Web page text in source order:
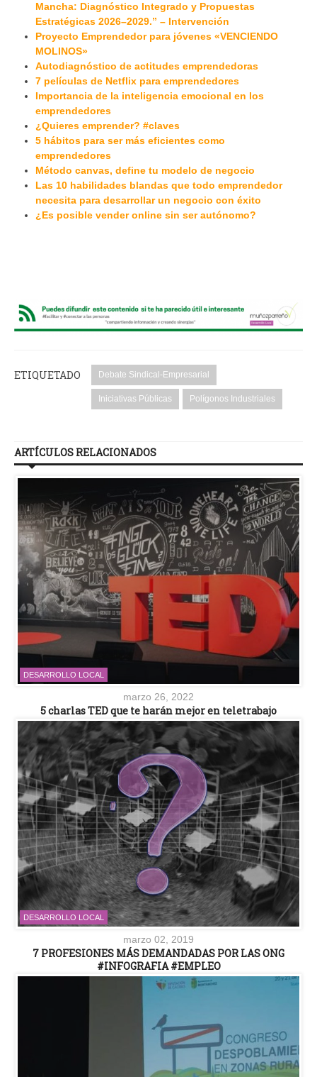
Mancha: Diagnóstico Integrado y Propuestas
Estratégicas 2026–2029.” – Intervención
Proyecto Emprendedor para jóvenes «VENCIENDO
MOLINOS»
Autodiagnóstico de actitudes emprendedoras
7 películas de Netflix para emprendedores
Importancia de la inteligencia emocional en los
emprendedores
¿Quieres emprender? #claves
5 hábitos para ser más eficientes como
emprendedores
Método canvas, define tu modelo de negocio
Las 10 habilidades blandas que todo emprendedor
necesita para desarrollar un negocio con éxito
¿Es posible vender online sin ser autónomo?
ETIQUETADO Debate Sindical-Empresarial
Iniciativas Públicas Polígonos Industriales
ARTÍCULOS RELACIONADOS
DESARROLLO LOCAL
marzo 26, 2022
5 charlas TED que te harán mejor en teletrabajo
DESARROLLO LOCAL
marzo 02, 2019
7 PROFESIONES MÁS DEMANDADAS POR LAS ONG
#INFOGRAFIA #EMPLEO